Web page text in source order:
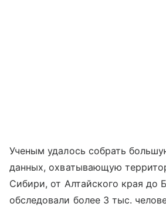
Ученым удалось собрать
данных, охватывающую
Сибири, от Алтайского края до
обследовали более 3 тыс.